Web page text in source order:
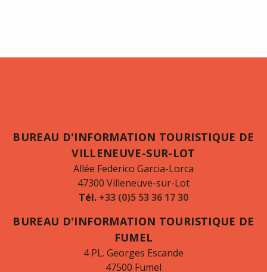
BUREAU D'INFORMATION TOURISTIQUE DE
VILLENEUVE-SUR-LOT
Allée Federico Garcia-Lorca
47300 Villeneuve-sur-Lot
Tél. +33 (0)5 53 36 17 30
BUREAU D'INFORMATION TOURISTIQUE DE
FUMEL
4 PL. Georges Escande
47500 Fumel